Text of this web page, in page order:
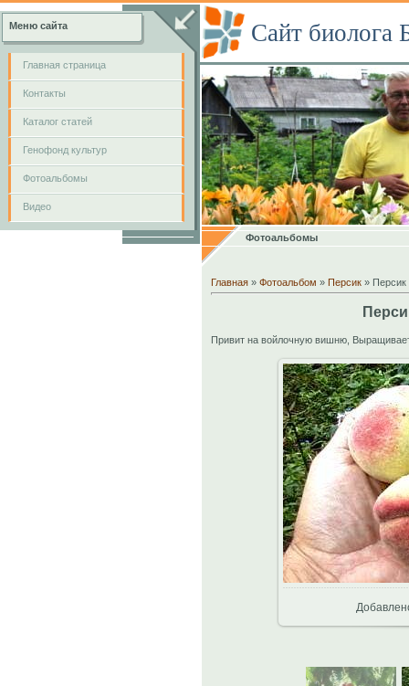
Меню сайта
Главная страница
Контакты
Каталог статей
Генофонд культур
Фотоальбомы
Видео
Сайт биолога
Фотоальбомы
Главная » Фотоальбом » Персик »
Привит на войлочную вишню,